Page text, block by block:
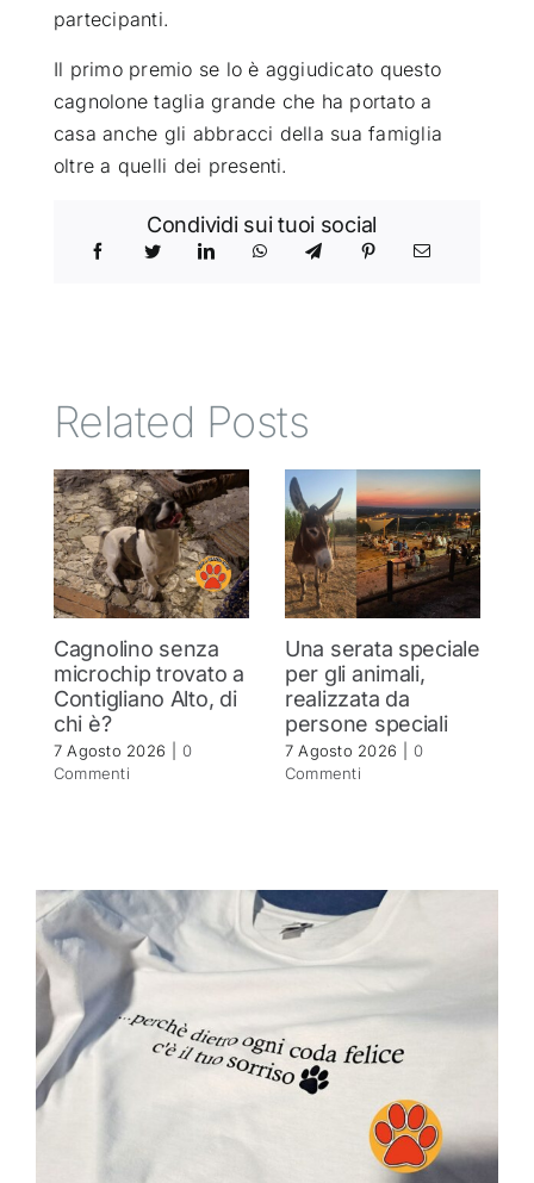
partecipanti.
Il primo premio se lo è aggiudicato questo
cagnolone taglia grande che ha portato a
casa anche gli abbracci della sua famiglia
oltre a quelli dei presenti.
Condividi sui tuoi social
Related Posts
Cagnolino senza
microchip trovato a
Contigliano Alto, di
chi è?
7 Agosto 2026
0
Commenti
Una serata speciale
per gli animali,
realizzata da
persone speciali
7 Agosto 2026
0
Commenti